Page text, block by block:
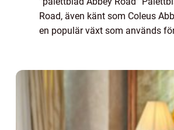
Road, även känt som Coleus
en populär växt som används